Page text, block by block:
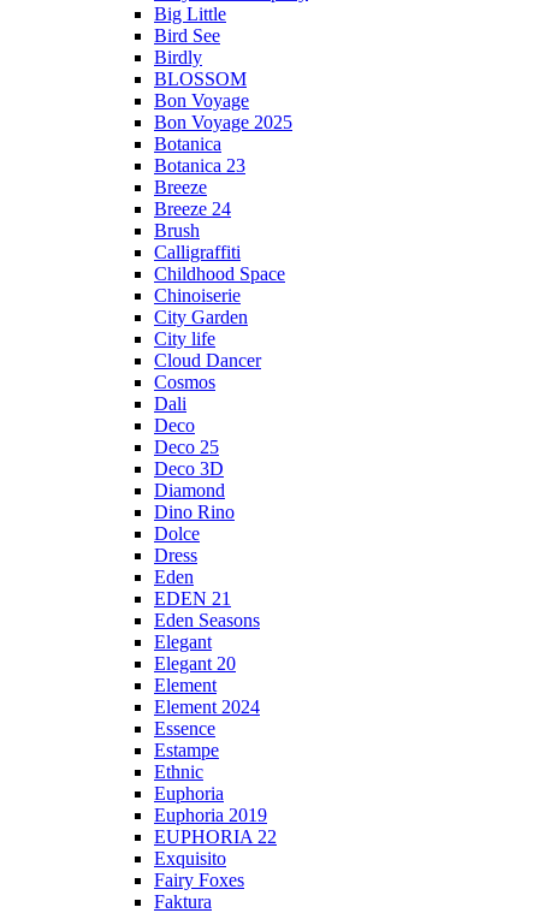
Big Little
Bird See
Birdly
BLOSSOM
Bon Voyage
Bon Voyage 2025
Botanica
Botanica 23
Breeze
Breeze 24
Brush
Calligraffiti
Childhood Space
Chinoiserie
City Garden
City life
Cloud Dancer
Cosmos
Dali
Deco
Deco 25
Deco 3D
Diamond
Dino Rino
Dolce
Dress
Eden
EDEN 21
Eden Seasons
Elegant
Elegant 20
Element
Element 2024
Essence
Estampe
Ethnic
Euphoria
Euphoria 2019
EUPHORIA 22
Exquisito
Fairy Foxes
Faktura